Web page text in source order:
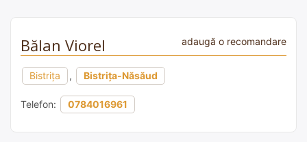
Bălan Viorel adaugă o recomandare
Bistrița , Bistrița-Năsăud
Telefon: 0784016961